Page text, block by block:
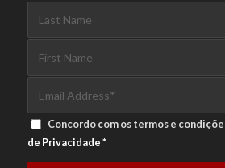
Concordo com os termos e
de Privacidade*